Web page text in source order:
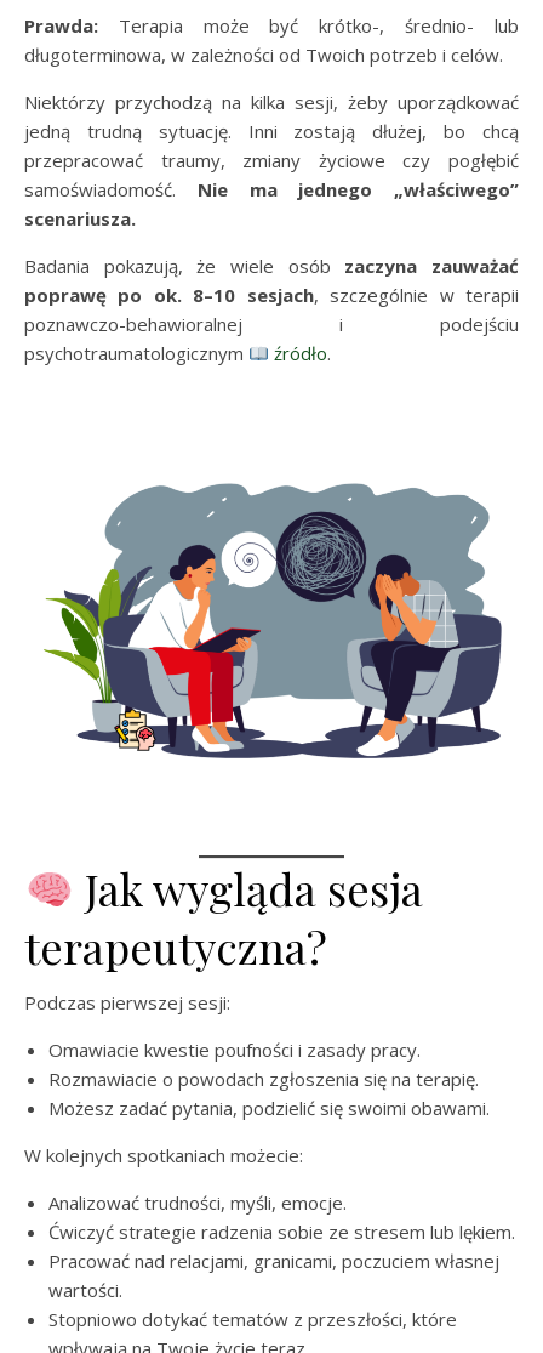
Prawda: Terapia może być krótko-, średnio- lub
długoterminowa, w zależności od Twoich potrzeb i celów.
Niektórzy przychodzą na kilka sesji, żeby uporządkować
jedną trudną sytuację. Inni zostają dłużej, bo chcą
przepracować traumy, zmiany życiowe czy pogłębić
samoświadomość. Nie ma jednego „właściwego”
scenariusza.
Badania pokazują, że wiele osób zaczyna zauważać
poprawę po ok. 8–10 sesjach, szczególnie w terapii
poznawczo-behawioralnej i podejściu
psychotraumatologicznym
źródło.
Jak wygląda sesja
terapeutyczna?
Podczas pierwszej sesji:
Omawiacie kwestie poufności i zasady pracy.
Rozmawiacie o powodach zgłoszenia się na terapię.
Możesz zadać pytania, podzielić się swoimi obawami.
W kolejnych spotkaniach możecie:
Analizować trudności, myśli, emocje.
Ćwiczyć strategie radzenia sobie ze stresem lub lękiem.
Pracować nad relacjami, granicami, poczuciem własnej
wartości.
Stopniowo dotykać tematów z przeszłości, które
wpływają na Twoje życie teraz.